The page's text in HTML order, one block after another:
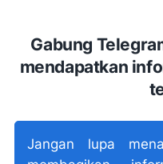
Gabung
mendapatkan
Jangan lupa